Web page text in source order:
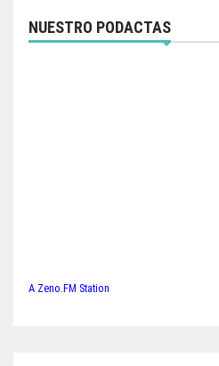
NUESTRO PODACTAS
A Zeno.FM Station